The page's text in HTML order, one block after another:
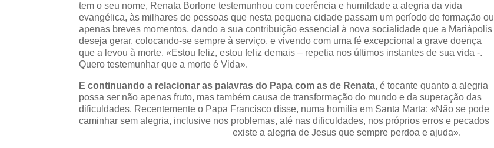
tem o seu nome, Renata Borlone testemunhou com coerência e humildade a alegria da vida
evangélica, às milhares de pessoas que nesta pequena cidade passam um período de formação ou
apenas breves momentos, dando a sua contribuição essencial à nova socialidade que a Mariápolis
deseja gerar, colocando-se sempre à serviço, e vivendo com uma fé excepcional a grave doença
que a levou à morte. «Estou feliz, estou feliz demais – repetia nos últimos instantes de sua vida -.
Quero testemunhar que a morte é Vida».
E continuando a relacionar as palavras do Papa com as de Renata, é tocante quanto a alegria
possa ser não apenas fruto, mas também causa de transformação do mundo e da superação das
dificuldades. Recentemente o Papa Francisco disse, numa homilia em Santa Marta: «Não se pode
caminhar sem alegria, inclusive nos problemas, até nas dificuldades, nos próprios erros e pecados
existe a alegria de Jesus que sempre perdoa e ajuda».